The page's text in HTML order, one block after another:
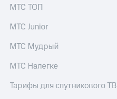
МТС ТОП
МТС Junior
МТС Мудрый
МТС Налегке
Тарифы для спутникового ТВ